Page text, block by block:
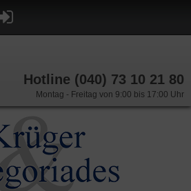
Hotline (040) 73 10 21 80
Montag - Freitag von 9:00 bis 17:00 Uhr